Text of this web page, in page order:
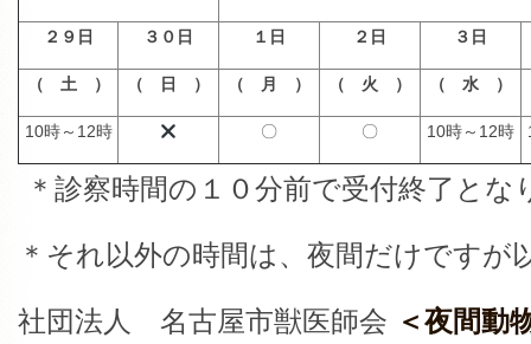
２９日 ３０日 １日 ２日 ３日
（ 土 ） （ 日 ） （ 月 ） （ 火 ） （ 水 ）
10時～12時 〇 〇 10時～12時
＊診察時間の１０分前で受付終了とな
＊それ以外の時間は、夜間だけです
社団法人 名古屋市獣医師会 ＜夜間動